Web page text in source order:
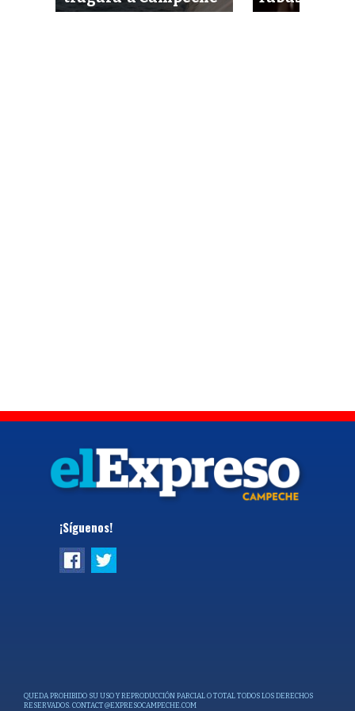
¡Síguenos!
QUEDA PROHIBIDO SU USO Y REPRODUCCIÓN PARCIAL O TOTAL TODOS LOS DERECHOS
RESERVADOS. CONTACT@EXPRESOCAMPECHE.COM